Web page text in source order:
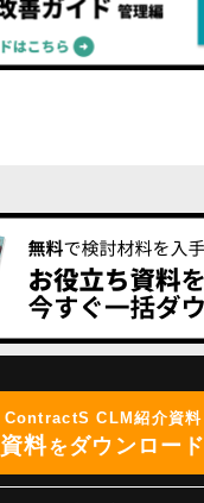
ContractS CLM紹介資料
資料をダウンロード